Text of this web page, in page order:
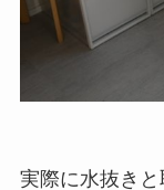
実際に水抜きと